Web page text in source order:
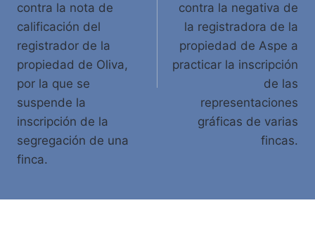
contra la nota de
calificación del
registrador de la
propiedad de Oliva,
por la que se
suspende la
inscripción de la
segregación de una
finca.
contra la negativa de
la registradora de la
propiedad de Aspe a
practicar la inscripción
de las
representaciones
gráficas de varias
fincas.